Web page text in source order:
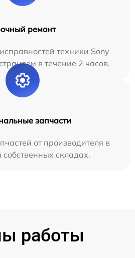
ремонт
техники Sony
в течение 2 часов.
запчасти
от производителя в
складах.
работы